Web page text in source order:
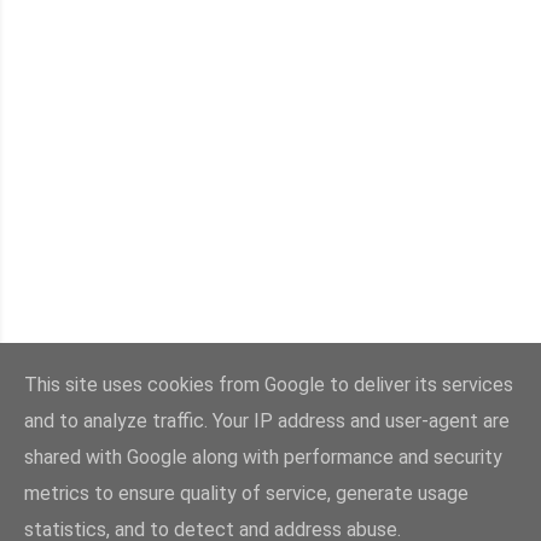
ΠΑΛΑΙΌΤΕΡΕΣ ΑΝΑΡΤΉΣΕΙΣ
Από το Blogger
This site uses cookies from Google to deliver its services
and to analyze traffic. Your IP address and user-agent are
shared with Google along with performance and security
metrics to ensure quality of service, generate usage
statistics, and to detect and address abuse.